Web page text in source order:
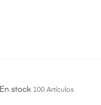
En stock 100 Artículos